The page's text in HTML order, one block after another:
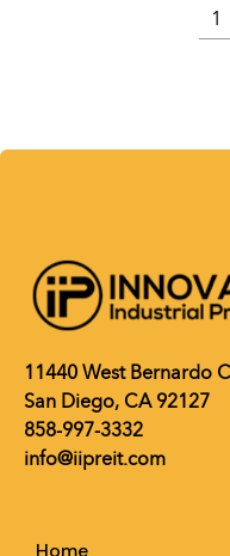
1
11440 West Bernardo
San Diego, CA 92127
858-997-3332
info@iipreit.com
Home